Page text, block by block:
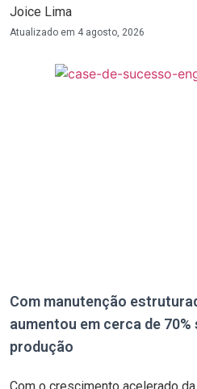
Joice Lima
Atualizado em 4 agosto, 2026
Com manutenção
aumentou em cerca de 70%
produção